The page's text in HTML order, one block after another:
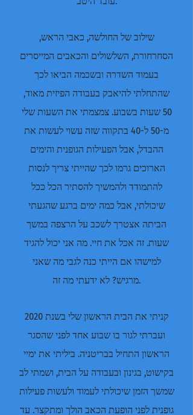
שילוב של החולשה, כאבי הראש,
הסחרחורת, השלשולים והכאבים המייסרים
בעמוד השדרה ובשכמה הביאו לכך
שהתחלתי להיאבק בעבודה הפיזית מאוד,
50 שעות בשבוע. צמצמתי את השעות שלי
מ-50 ל-40 בתקווה שזה עשוי לעשות את
ההבדל, אבל הפעילות הגופנית והימים
הארוכים גרמו לכך שהייתי צריך לנסות
להתמודד ולהמשיך להסתיר הכל ככל
שיכולתי, אבל כמה ימים ברגע שהגעתי
הביתה אצטרך לשכב על הרצפה במשך
שעות. זה אכל את חיי. מה אני יכול להגיד
למישהו אם הייתי כנה לגבי מה שאני
מרגיש? לא ידעתי מה זה.
קניתי את הבית הראשון שלי בשנת 2020
ועברתי לגור בו שבוע אחד לפני שהסגר
הראשון התחיל בבריטניה. ביליתי את ימיי
בקישוט, בגינון ובעבודה על הבית, ושמתי לב
שמשך הזמן שיכולתי לעמוד ולעשות פעילות
גופנית לפני הופעת הכאב הולך ומתקצר. עד